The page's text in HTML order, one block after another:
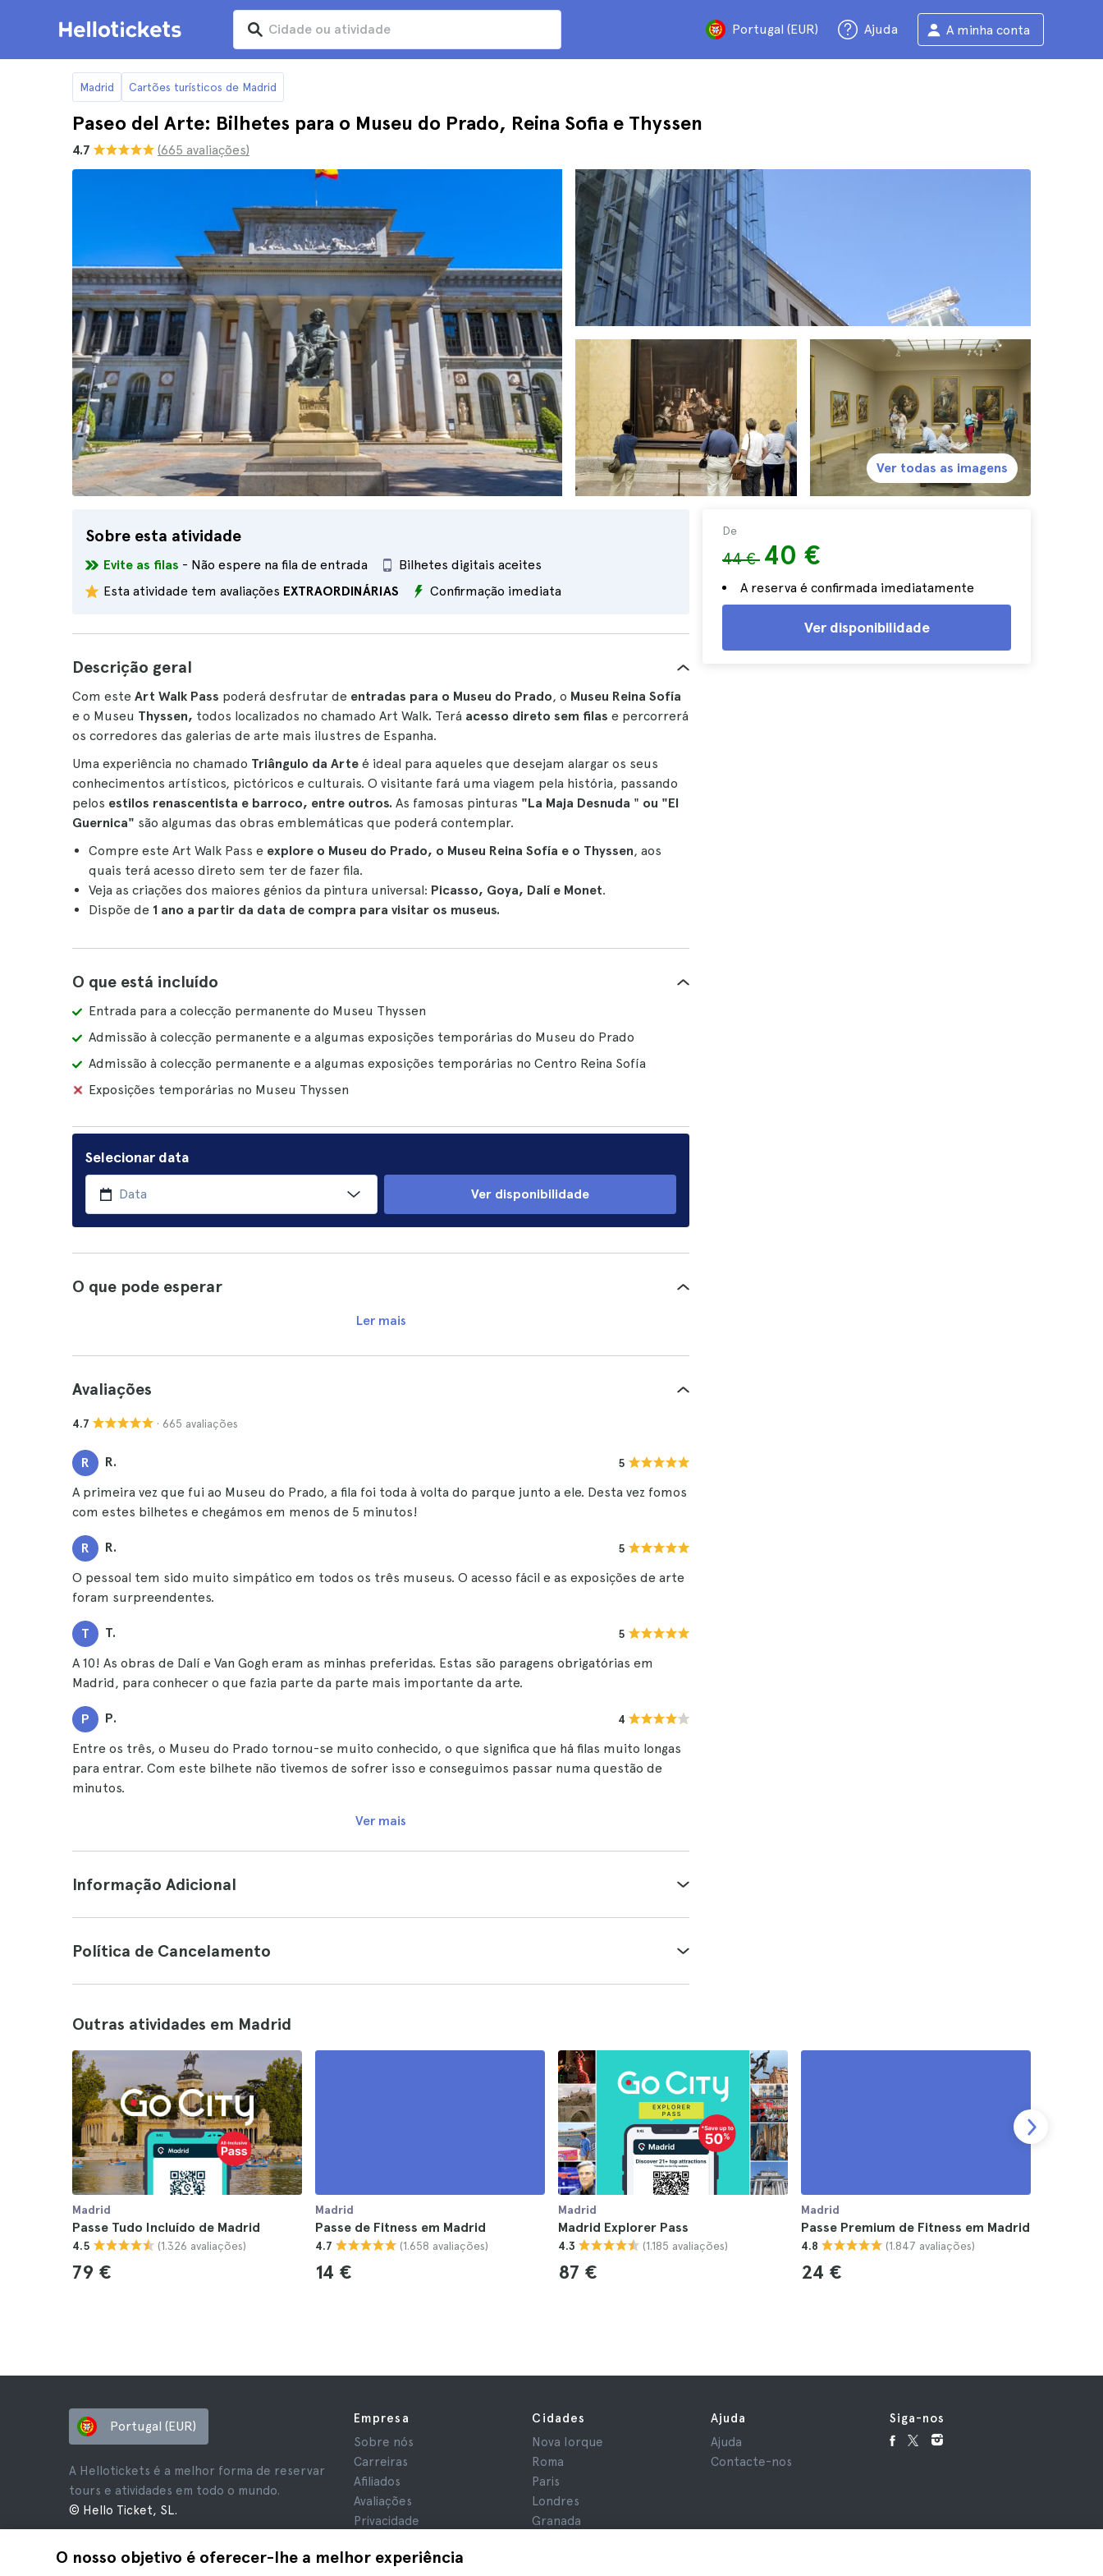
Portugal (EUR) Ajuda A minha conta
Madrid Cartões turísticos de Madrid
Paseo del Arte: Bilhetes para o Museu do Prado, Reina Sofia e Thyssen
4.7 (665 avaliações)
Sobre esta atividade
Evite as filas - Não espere na fila de entrada
Bilhetes digitais aceites
Esta atividade tem avaliações EXTRAORDINÁRIAS Confirmação imediata
De
44 € 40 €
A reserva é confirmada imediatamente
Ver disponibilidade
Ver todas as imagens
Descrição geral
Com este Art Walk Pass poderá desfrutar de entradas para o Museu do Prado, o Museu Reina Sofía
e o Museu Thyssen, todos localizados no chamado Art Walk. Terá acesso direto sem filas e percorrerá
os corredores das galerias de arte mais ilustres de Espanha.
Uma experiência no chamado Triângulo da Arte é ideal para aqueles que desejam alargar os seus
conhecimentos artísticos, pictóricos e culturais. O visitante fará uma viagem pela história, passando
pelos estilos renascentista e barroco, entre outros. As famosas pinturas "La Maja Desnuda " ou "El
Guernica" são algumas das obras emblemáticas que poderá contemplar.
Compre este Art Walk Pass e explore o Museu do Prado, o Museu Reina Sofía e o Thyssen, aos
quais terá acesso direto sem ter de fazer fila.
Veja as criações dos maiores génios da pintura universal: Picasso, Goya, Dalí e Monet.
Dispõe de 1 ano a partir da data de compra para visitar os museus.
O que está incluído
Entrada para a colecção permanente do Museu Thyssen
Admissão à colecção permanente e a algumas exposições temporárias do Museu do Prado
Admissão à colecção permanente e a algumas exposições temporárias no Centro Reina Sofía
Exposições temporárias no Museu Thyssen
Selecionar data
Ver disponibilidade
O que pode esperar
Ler mais
Avaliações
4.7 · 665 avaliações
R R. 5
A primeira vez que fui ao Museu do Prado, a fila foi toda à volta do parque junto a ele. Desta vez fomos
com estes bilhetes e chegámos em menos de 5 minutos!
R R. 5
O pessoal tem sido muito simpático em todos os três museus. O acesso fácil e as exposições de arte
foram surpreendentes.
T T. 5
A 10! As obras de Dalí e Van Gogh eram as minhas preferidas. Estas são paragens obrigatórias em
Madrid, para conhecer o que fazia parte da parte mais importante da arte.
P P. 4
Entre os três, o Museu do Prado tornou-se muito conhecido, o que significa que há filas muito longas
para entrar. Com este bilhete não tivemos de sofrer isso e conseguimos passar numa questão de
minutos.
Ver mais
Informação Adicional
Política de Cancelamento
Outras atividades em Madrid
Madrid
Passe Tudo Incluído de Madrid
4.5 (1.326 avaliações)
79 €
Madrid
Passe de Fitness em Madrid
4.7 (1.658 avaliações)
14 €
Madrid
Madrid Explorer Pass
4.3 (1.185 avaliações)
87 €
Madrid
Passe Premium de Fitness em Madrid
4.8 (1.847 avaliações)
24 €
O nosso objetivo é oferecer-lhe a melhor experiência
Portugal (EUR)
A Hellotickets é a melhor forma de reservar
tours e atividades em todo o mundo.
© Hello Ticket, SL.
Empresa
Sobre nós
Carreiras
Afiliados
Avaliações
Privacidade
Aviso Legal
Cidades
Nova Iorque
Roma
Paris
Londres
Granada
Ajuda
Ajuda
Contacte-nos
Siga-nos